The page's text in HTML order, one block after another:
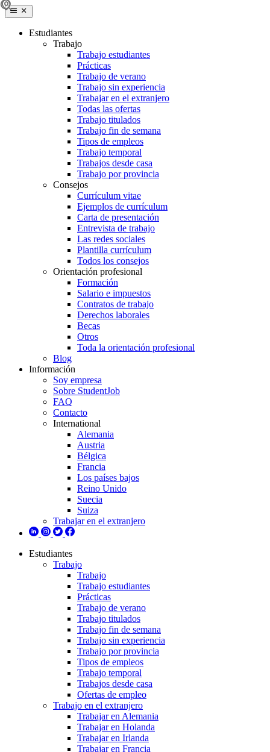
Estudiantes
Trabajo
Trabajo estudiantes
Prácticas
Trabajo de verano
Trabajo sin experiencia
Trabajar en el extranjero
Todas las ofertas
Trabajo titulados
Trabajo fin de semana
Tipos de empleos
Trabajo temporal
Trabajos desde casa
Trabajo por provincia
Consejos
Currículum vitae
Ejemplos de currículum
Carta de presentación
Entrevista de trabajo
Las redes sociales
Plantilla currículum
Todos los consejos
Orientación profesional
Formación
Salario e impuestos
Contratos de trabajo
Derechos laborales
Becas
Otros
Toda la orientación profesional
Blog
Información
Soy empresa
Sobre StudentJob
FAQ
Contacto
International
Alemania
Austria
Bélgica
Francia
Los países bajos
Reino Unido
Suecia
Suiza
Trabajar en el extranjero
Estudiantes
Trabajo
Trabajo
Trabajo estudiantes
Prácticas
Trabajo de verano
Trabajo titulados
Trabajo fin de semana
Trabajo sin experiencia
Trabajo por provincia
Tipos de empleos
Trabajo temporal
Trabajos desde casa
Ofertas de empleo
Trabajo en el extranjero
Trabajar en Alemania
Trabajar en Holanda
Trabajar en Irlanda
Trabajar en Francia